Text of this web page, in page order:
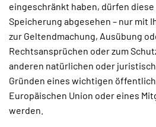
eingeschränkt haben, dürfen diese
Speicherung abgesehen – nur mit
zur Geltendmachung, Ausübung
Rechtsansprüchen oder zum
anderen natürlichen oder
Gründen eines wichtigen
Europäischen Union oder eines
werden.